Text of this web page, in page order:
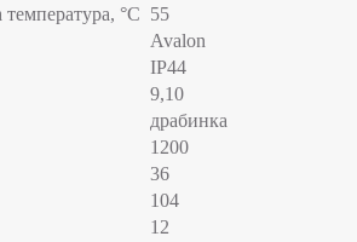
°C 55
Avalon
IP44
9,10
драбинка
1200
36
104
12